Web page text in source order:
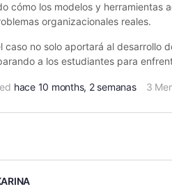
cómo los modelos y herramientas
organizacionales reales.
caso no solo aportará al
a los estudiantes para
hace 10 months, 2 semanas 3